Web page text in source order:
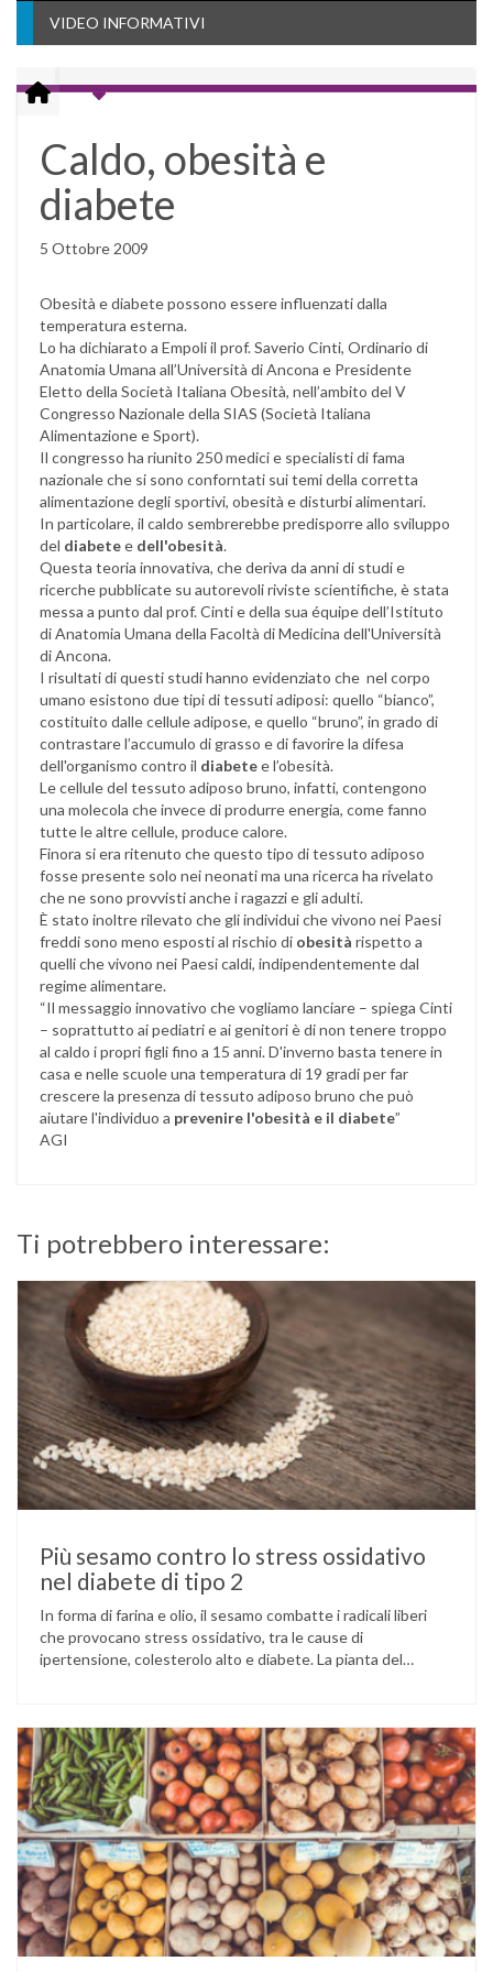
VIDEO INFORMATIVI
Caldo, obesità e
diabete
5 Ottobre 2009
Obesità e diabete possono essere influenzati dalla
temperatura esterna.
Lo ha dichiarato a Empoli il prof. Saverio Cinti, Ordinario di
Anatomia Umana all’Università di Ancona e Presidente
Eletto della Società Italiana Obesità, nell’ambito del V
Congresso Nazionale della SIAS (Società Italiana
Alimentazione e Sport).
Il congresso ha riunito 250 medici e specialisti di fama
nazionale che si sono conforntati sui temi della corretta
alimentazione degli sportivi, obesità e disturbi alimentari.
In particolare, il caldo sembrerebbe predisporre allo sviluppo
del diabetee dell'obesità.
Questa teoria innovativa, che deriva da anni di studi e
ricerche pubblicate su autorevoli riviste scientifiche, è stata
messa a punto dal prof. Cinti e della sua équipe dell’Istituto
di Anatomia Umana della Facoltà di Medicina dell'Università
di Ancona.
I risultati di questi studi hanno evidenziato che nel corpo
umano esistono due tipi di tessuti adiposi: quello “bianco”,
costituito dalle cellule adipose, e quello “bruno”, in grado di
contrastare l’accumulo di grasso e di favorire la difesa
dell'organismo contro il diabetee l’obesità.
Le cellule del tessuto adiposo bruno, infatti, contengono
una molecola che invece di produrre energia, come fanno
tutte le altre cellule, produce calore.
Finora si era ritenuto che questo tipo di tessuto adiposo
fosse presente solo nei neonati ma una ricerca ha rivelato
che ne sono provvisti anche i ragazzi e gli adulti.
È stato inoltre rilevato che gli individui che vivono nei Paesi
freddi sono meno esposti al rischio di obesità rispetto a
quelli che vivono nei Paesi caldi, indipendentemente dal
regime alimentare.
“Il messaggio innovativo che vogliamo lanciare – spiega Cinti
– soprattutto ai pediatri e ai genitori è di non tenere troppo
al caldo i propri figli fino a 15 anni. D'inverno basta tenere in
casa e nelle scuole una temperatura di 19 gradi per far
crescere la presenza di tessuto adiposo bruno che può
aiutare l'individuo a prevenire l'obesità e il diabete”
AGI
Ti potrebbero interessare:
Più sesamo contro lo stress ossidativo
nel diabete di tipo 2
In forma di farina e olio, il sesamo combatte i radicali liberi
che provocano stress ossidativo, tra le cause di
ipertensione, colesterolo alto e diabete. La pianta del
utilizzati per la preparazione di numerosi piatti, ma …